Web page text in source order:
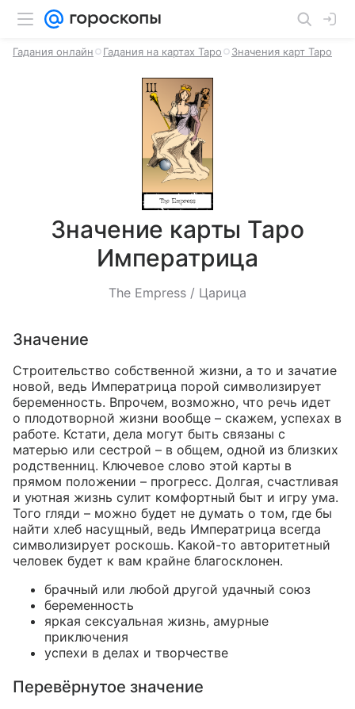
Гадания онлайн Гадания на картах Таро Значения карт Таро
Значение карты Таро
Императрица
The Empress / Царица
Значение
Строительство собственной жизни, а то и зачатие
новой, ведь Императрица порой символизирует
беременность. Впрочем, возможно, что речь идет
о плодотворной жизни вообще – скажем, успехах в
работе. Кстати, дела могут быть связаны с
матерью или сестрой – в общем, одной из близких
родственниц. Ключевое слово этой карты в
прямом положении – прогресс. Долгая, счастливая
и уютная жизнь сулит комфортный быт и игру ума.
Того гляди – можно будет не думать о том, где бы
найти хлеб насущный, ведь Императрица всегда
символизирует роскошь. Какой-то авторитетный
человек будет к вам крайне благосклонен.
брачный или любой другой удачный союз
беременность
яркая сексуальная жизнь, амурные
приключения
успехи в делах и творчестве
Перевёрнутое значение